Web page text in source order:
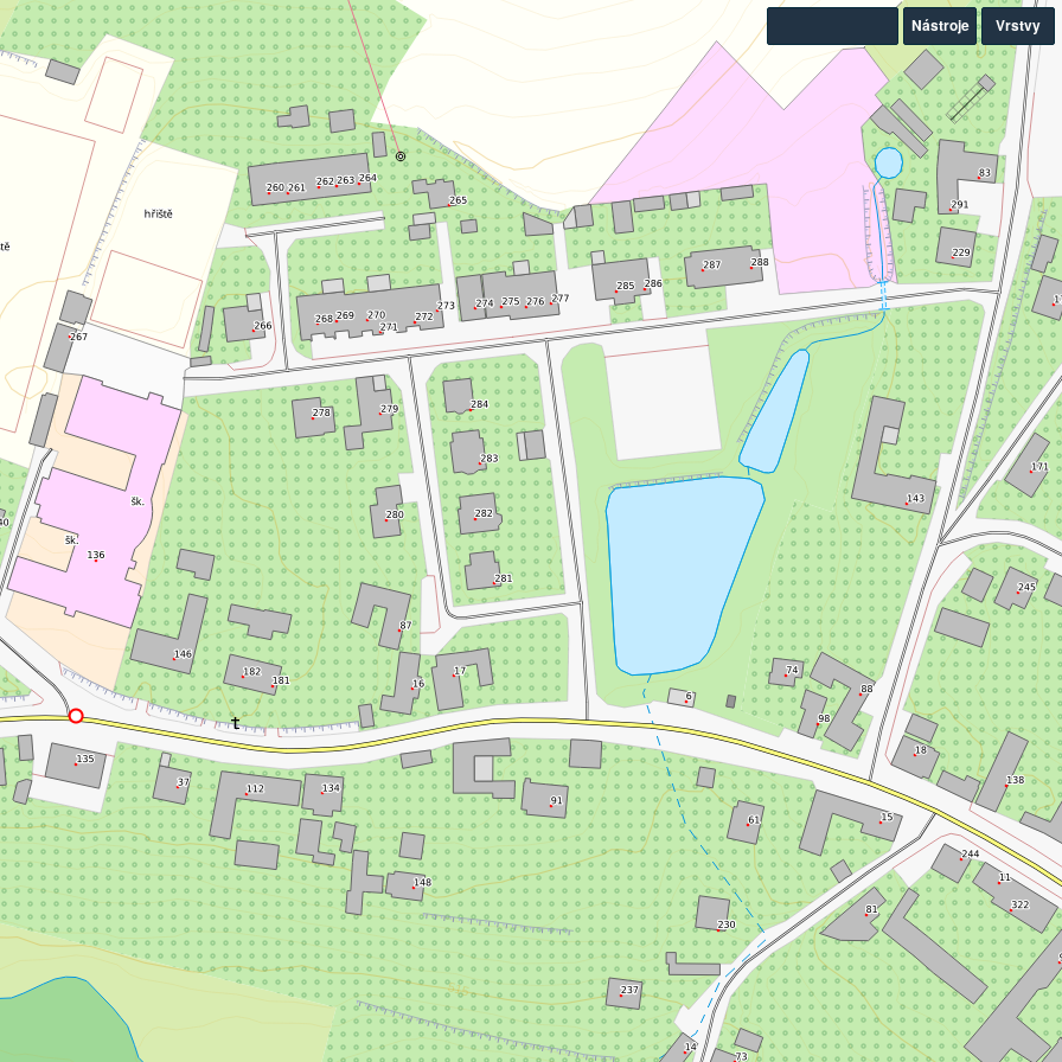
Vrstvy
Nástroje